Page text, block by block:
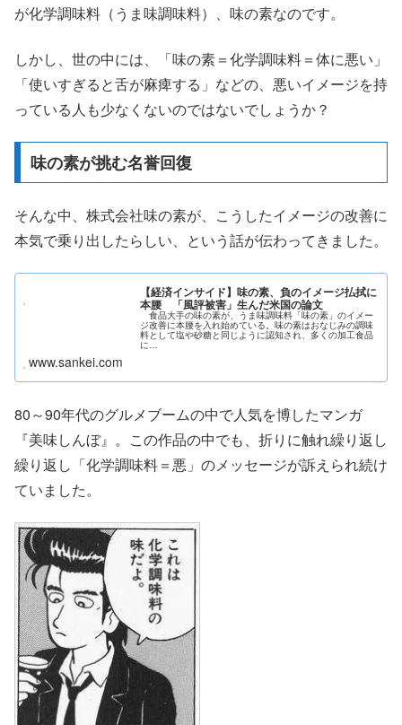
が化学調味料（うま味調味料）、味の素なのです。
しかし、世の中には、「味の素＝化学調味料＝体に悪い」
「使いすぎると舌が麻痺する」などの、悪いイメージを持
っている人も少なくないのではないでしょうか？
味の素が挑む名誉回復
そんな中、株式会社味の素が、こうしたイメージの改善に
本気で乗り出したらしい、という話が伝わってきました。
【経済インサイド】味の素、負のイメージ払拭に
本腰 「風評被害」生んだ米国の論文
食品大手の味の素が、うま味調味料「味の素」のイメー
ジ改善に本腰を入れ始めている。味の素はおなじみの調味
料として塩や砂糖と同じように認知され、多くの加工食品
に…
www.sankei.com
80～90年代のグルメブームの中で人気を博したマンガ
『美味しんぼ』。この作品の中でも、折りに触れ繰り返し
繰り返し「化学調味料＝悪」のメッセージが訴えられ続け
ていました。